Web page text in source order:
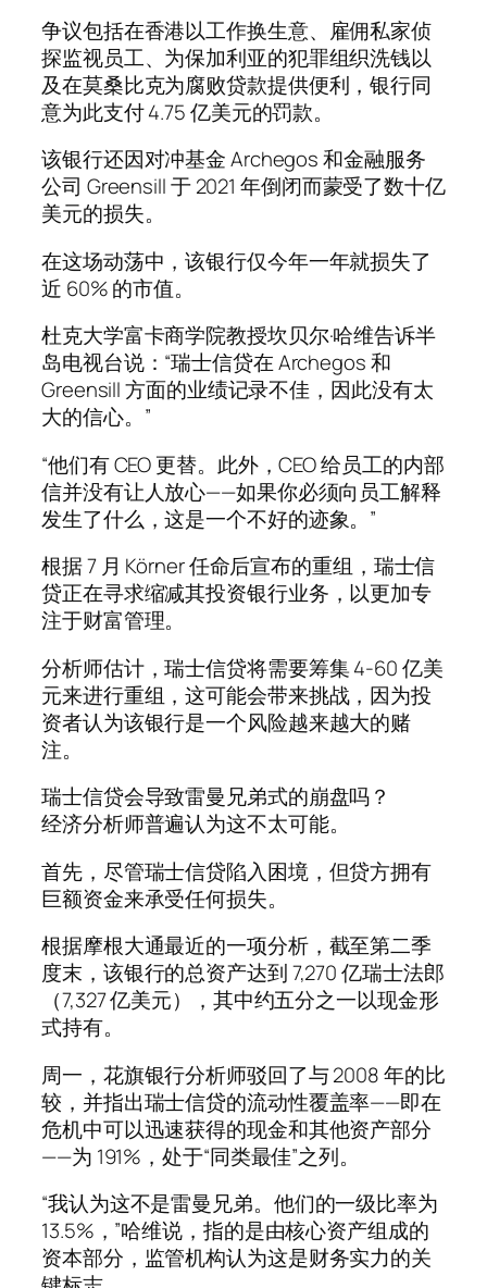
争议包括在香港以工作换生意、雇佣私家侦
探监视员工、为保加利亚的犯罪组织洗钱以
及在莫桑比克为腐败贷款提供便利，银行同
意为此支付 4.75 亿美元的罚款。
该银行还因对冲基金 Archegos 和金融服务
公司 Greensill 于 2021 年倒闭而蒙受了数十亿
美元的损失。
在这场动荡中，该银行仅今年一年就损失了
近 60% 的市值。
杜克大学富卡商学院教授坎贝尔·哈维告诉半
岛电视台说：“瑞士信贷在 Archegos 和
Greensill 方面的业绩记录不佳，因此没有太
大的信心。”
“他们有 CEO 更替。此外，CEO 给员工的内部
信并没有让人放心——如果你必须向员工解释
发生了什么，这是一个不好的迹象。”
根据 7 月 Körner 任命后宣布的重组，瑞士信
贷正在寻求缩减其投资银行业务，以更加专
注于财富管理。
分析师估计，瑞士信贷将需要筹集 4-60 亿美
元来进行重组，这可能会带来挑战，因为投
资者认为该银行是一个风险越来越大的赌
注。
瑞士信贷会导致雷曼兄弟式的崩盘吗？
经济分析师普遍认为这不太可能。
首先，尽管瑞士信贷陷入困境，但贷方拥有
巨额资金来承受任何损失。
根据摩根大通最近的一项分析，截至第二季
度末，该银行的总资产达到 7,270 亿瑞士法郎
（7,327 亿美元），其中约五分之一以现金形
式持有。
周一，花旗银行分析师驳回了与 2008 年的比
较，并指出瑞士信贷的流动性覆盖率——即在
危机中可以迅速获得的现金和其他资产部分
——为 191%，处于“同类最佳”之列。
“我认为这不是雷曼兄弟。他们的一级比率为
13.5%，”哈维说，指的是由核心资产组成的
资本部分，监管机构认为这是财务实力的关